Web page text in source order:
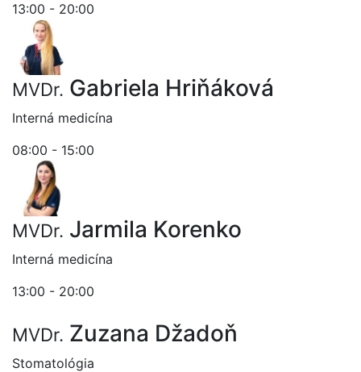
13:00 - 20:00
MVDr. Gabriela Hriňáková
Interná medicína
08:00 - 15:00
MVDr. Jarmila Korenko
Interná medicína
13:00 - 20:00
MVDr. Zuzana Džadoň
Stomatológia